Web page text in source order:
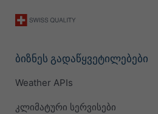
ბიზნეს გადაწყვეტილებები
Weather APIs
კლიმატური სერვისები